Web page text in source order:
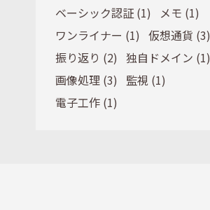
ベーシック認証 (1)
メモ (1)
ワンライナー (1) 仮想通貨 (3)
振り返り (2)
独自ドメイン (1)
画像処理 (3)
監視 (1)
電子工作 (1)